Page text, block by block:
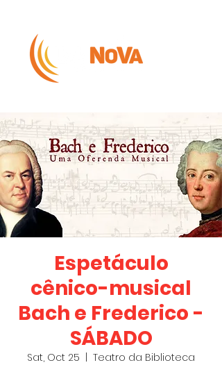
Espetáculo
cênico-musical
Bach e Frederico -
SÁBADO
Sat, Oct 25
Teatro da Biblioteca